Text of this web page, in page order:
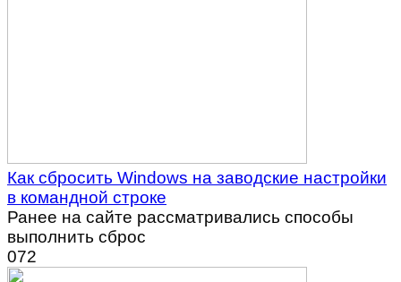
Как сбросить Windows на заводские настройки
в командной строке
Ранее на сайте рассматривались способы
выполнить сброс
072